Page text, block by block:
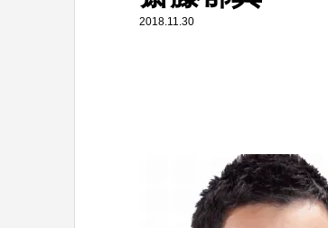
2018.11.30